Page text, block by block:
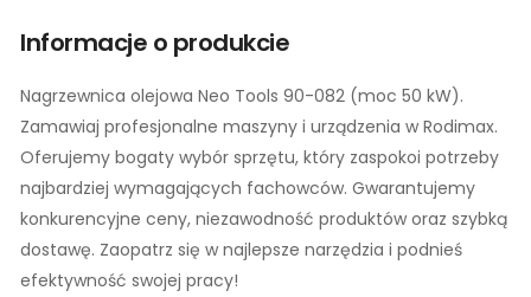
Informacje o produkcie
Nagrzewnica olejowa Neo Tools 90-082 (moc 50 kW).
Zamawiaj profesjonalne maszyny i urządzenia w Rodimax.
Oferujemy bogaty wybór sprzętu, który zaspokoi potrzeby
najbardziej wymagających fachowców. Gwarantujemy
konkurencyjne ceny, niezawodność produktów oraz szybką
dostawę. Zaopatrz się w najlepsze narzędzia i podnieś
efektywność swojej pracy!